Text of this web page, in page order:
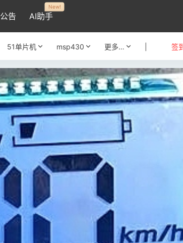
公告 AI助手
New!
51单片机 msp430 更多… 签